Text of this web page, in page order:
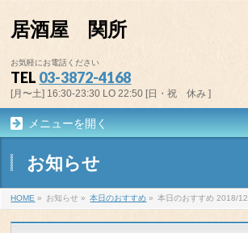
居酒屋 関所
お気軽にお電話ください
TEL 03-3872-4168
[月〜土] 16:30-23:30 LO 22:50 [日・祝 休み ]
メニューを開く
お知らせ
HOME » お知らせ » 本日のおすすめ » 本日のおすすめ 2018/